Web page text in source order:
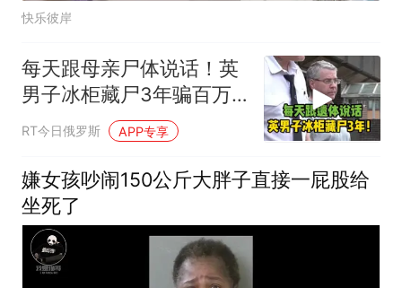
快乐彼岸
每天跟母亲尸体说话！英
男子冰柜藏尸3年骗百万
福利金
RT今日俄罗斯 APP专享
嫌女孩吵闹150公斤大胖子直接一屁股给
坐死了